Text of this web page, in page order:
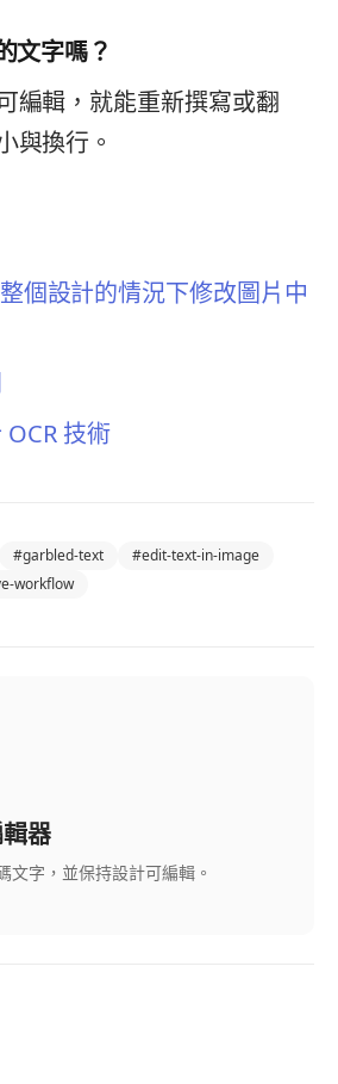
文字嗎？
編輯，就能重新撰寫或翻
與換行。
個設計的情況下修改圖片中
技術
#garbled-text #edit-text-in-image
workflow
器
文字，並保持設計可編輯。